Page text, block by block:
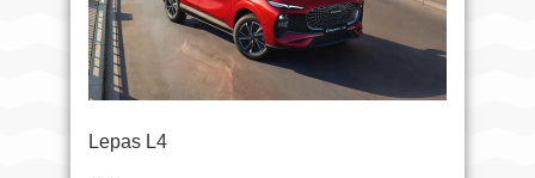
Lepas L4